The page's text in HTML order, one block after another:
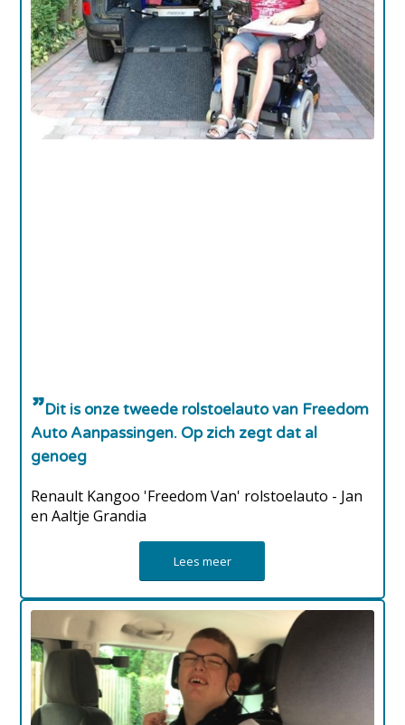
Dit is onze tweede rolstoelauto van Freedom
Auto Aanpassingen. Op zich zegt dat al
genoeg
Renault Kangoo 'Freedom Van' rolstoelauto - Jan
en Aaltje Grandia
Lees meer